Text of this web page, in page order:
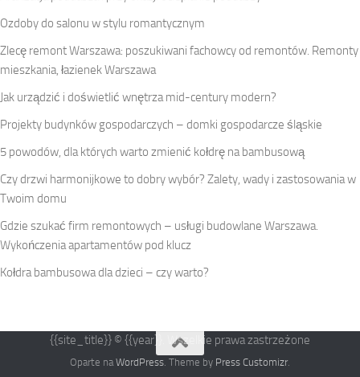
Ozdoby do salonu w stylu romantycznym
Zlecę remont Warszawa: poszukiwani fachowcy od remontów. Remonty
mieszkania, łazienek Warszawa
Jak urządzić i doświetlić wnętrza mid-century modern?
Projekty budynków gospodarczych – domki gospodarcze śląskie
5 powodów, dla których warto zmienić kołdrę na bambusową
Czy drzwi harmonijkowe to dobry wybór? Zalety, wady i zastosowania w
Twoim domu
Gdzie szukać firm remontowych – usługi budowlane Warszawa.
Wykończenia apartamentów pod klucz
Kołdra bambusowa dla dzieci – czy warto?
{{site_title}} © {{year}}. Wszelkie prawa zastrzeżone
Oparte naWordPress. Theme by Press Customizr.